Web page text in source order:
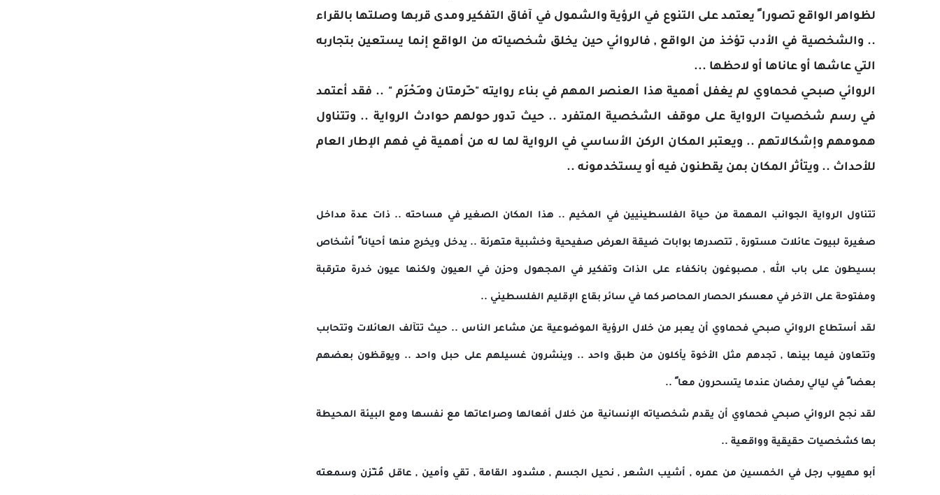
لظواهر الواقع تصورا ً يعتمد على التنوع في الرؤية والشمول في آفاق التفكير ومدى قربها وصلتها بالقراء
.. والشخصية في الأدب تؤخذ من الواقع , فالروائي حين يخلق شخصياته من الواقع إنما يستعين بتجاربه
التي عاشها أو عاناها أو لاحظها ...
الروائي صبحي فحماوي لم يغفل أهمية هذا العنصر المهم في بناء روايته "حـّرمتان ومـَحْرَم " .. فقد أعتمد
في رسم شخصيات الرواية على موقف الشخصية المتفرد .. حيث تدور حولهم حوادث الرواية .. وتتناول
همومهم وإشكالاتهم .. ويعتبر المكان الركن الأساسي في الرواية لما له من أهمية في فهم الإطار العام
للأحداث .. ويتأثر المكان بمن يقطنون فيه أو يستخدمونه ..
تتناول الرواية الجوانب المهمة من حياة الفلسطينيين في المخيم .. هذا المكان الصغير في مساحته .. ذات عدة مداخل
صغيرة لبيوت عائلات مستورة , تتصدرها بوابات ضيقة العرض صفيحية وخشبية متهرئة .. يدخل ويخرج منها أحيانا ً أشخاص
بسيطون على باب الله , مصبوغون بانكفاء على الذات وتفكير في المجهول وحزن في العيون ولكنها عيون خدرة مترقبة
ومفتوحة على الآخر في معسكر الحصار المحاصر كما في سائر بقاع الإقليم الفلسطيني ..
لقد أستطاع الروائي صبحي فحماوي أن يعبر من خلال الرؤية الموضوعية عن مشاعر الناس .. حيث تتآلف العائلات وتتحابب
وتتعاون فيما بينها , تجدهم مثل الأخوة يأكلون من طبق واحد .. وينشرون غسيلهم على حبل واحد .. ويوقظون بعضهم
بعضا ً في ليالي رمضان عندما يتسحرون معا ً ..
لقد نجح الروائي صبحي فحماوي أن يقدم شخصياته الإنسانية من خلال أفعالها وصراعاتها مع نفسها ومع البيئة المحيطة
بها كشخصيات حقيقية وواقعية ..
أبو مهيوب رجل في الخمسين من عمره , أشيب الشعر , نحيل الجسم , مشدود القامة , تقي وأمين , عاقل مُتـّزن وسمعته